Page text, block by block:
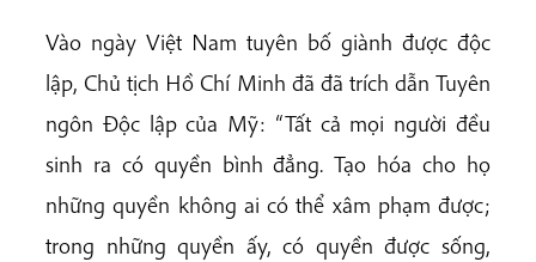
Vào ngày Việt Nam tuyên bố giành được độc
lập, Chủ tịch Hồ Chí Minh đã đã trích dẫn Tuyên
ngôn Độc lập của Mỹ: “Tất cả mọi người đều
sinh ra có quyền bình đẳng. Tạo hóa cho họ
những quyền không ai có thể xâm phạm được;
trong những quyền ấy, có quyền được sống,